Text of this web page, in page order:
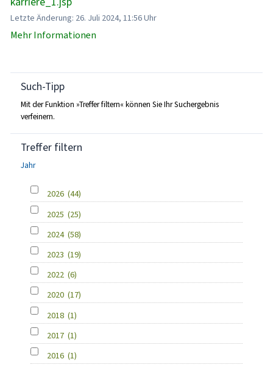
Letzte Änderung: 26. Juli 2024, 11:56 Uhr
Mehr Informationen
Such-Tipp
Mit der Funktion »Treffer filtern« können Sie Ihr Suchergebnis
verfeinern.
Treffer filtern
Jahr
2026 (44)
2025 (25)
2024 (58)
2023 (19)
2022 (6)
2020 (17)
2018 (1)
2017 (1)
2016 (1)